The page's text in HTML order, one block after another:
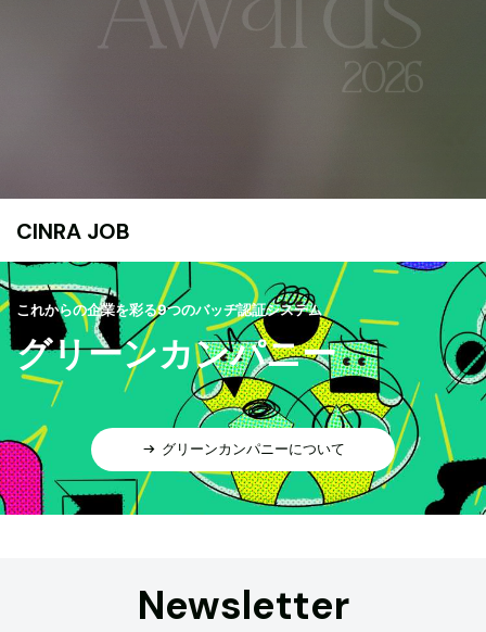
CINRA JOB
これからの企業を彩る9つのバッヂ認証システム
グリーンカンパニー
グリーンカンパニーについて
Newsletter